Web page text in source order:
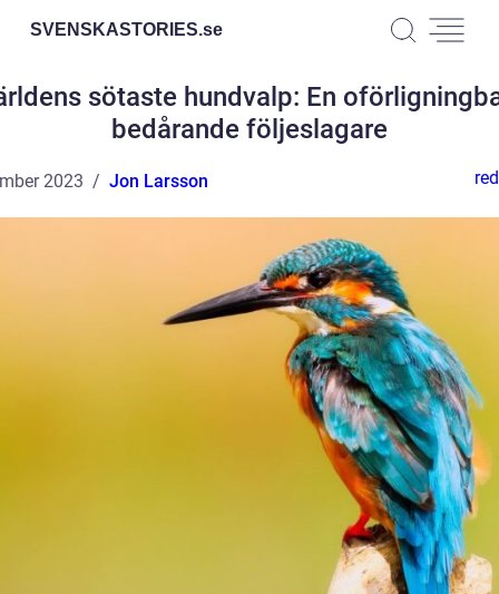
SVENSKASTORIES.se
sötaste hundvalp: En
bedårande följeslagare
2023 Jon Larsson